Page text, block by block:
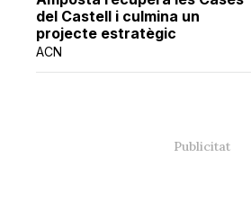
del Castell i culmina un
projecte estratègic
ACN